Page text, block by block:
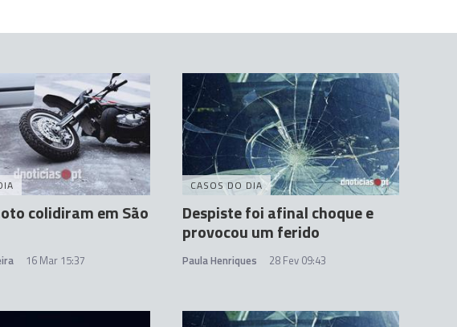
colidiram em São
16 Mar 15:37
CASOS DO DIA
Despiste foi afinal choque e
provocou um ferido
Paula Henriques 28 Fev 09:43